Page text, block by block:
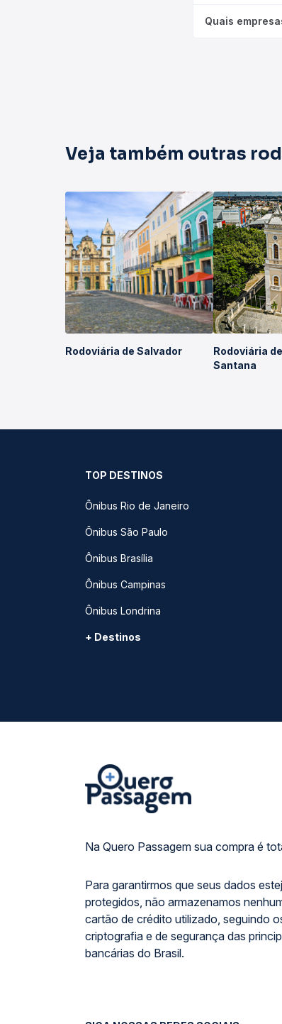
Quais
Veja também outras
Rodoviária de Salvador
Rodoviária
Santana
TOP DESTINOS
Ônibus Rio de Janeiro
Ônibus São Paulo
Ônibus Brasília
Ônibus Campinas
Ônibus Londrina
+ Destinos
Na Quero Passagem sua compra é
Para garantirmos que seus dados
protegidos, não armazenamos
cartão de crédito utilizado, seguindo
criptografia e de segurança das
bancárias do Brasil.